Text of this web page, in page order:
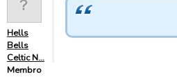
Hells
Bells
Celtic N…
Membro